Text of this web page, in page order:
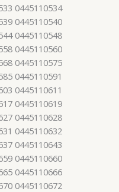
0445110534
0445110540
0445110548
0445110560
0445110575
0445110591
0445110611
0445110619
0445110628
0445110632
0445110643
0445110660
0445110666
0445110672